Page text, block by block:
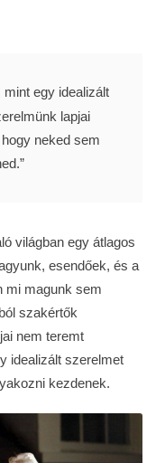
egy idealizált
lapjai
neked sem
világban egy átlagos
esendőek, és a
mi magunk sem
szakértők
nem teremt
idealizált szerelmet
kezdenek.